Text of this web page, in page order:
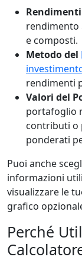
rendimento
e composti.
Metodo del
rendimenti
Valori del
portafoglio
contributi o
ponderati
Puoi anche
informazioni
visualizzare le
grafico
Perché